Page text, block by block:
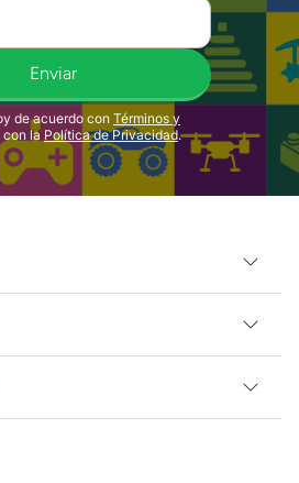
Enviar
de acuerdo conTérminos y
con la Política de Privacidad.